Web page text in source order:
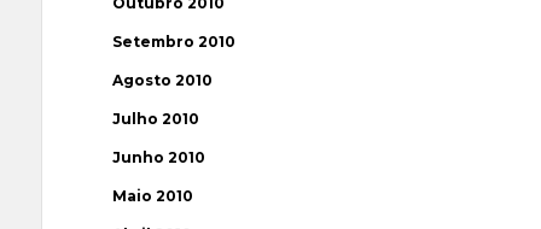
Setembro 2010
Agosto 2010
Julho 2010
Junho 2010
Maio 2010